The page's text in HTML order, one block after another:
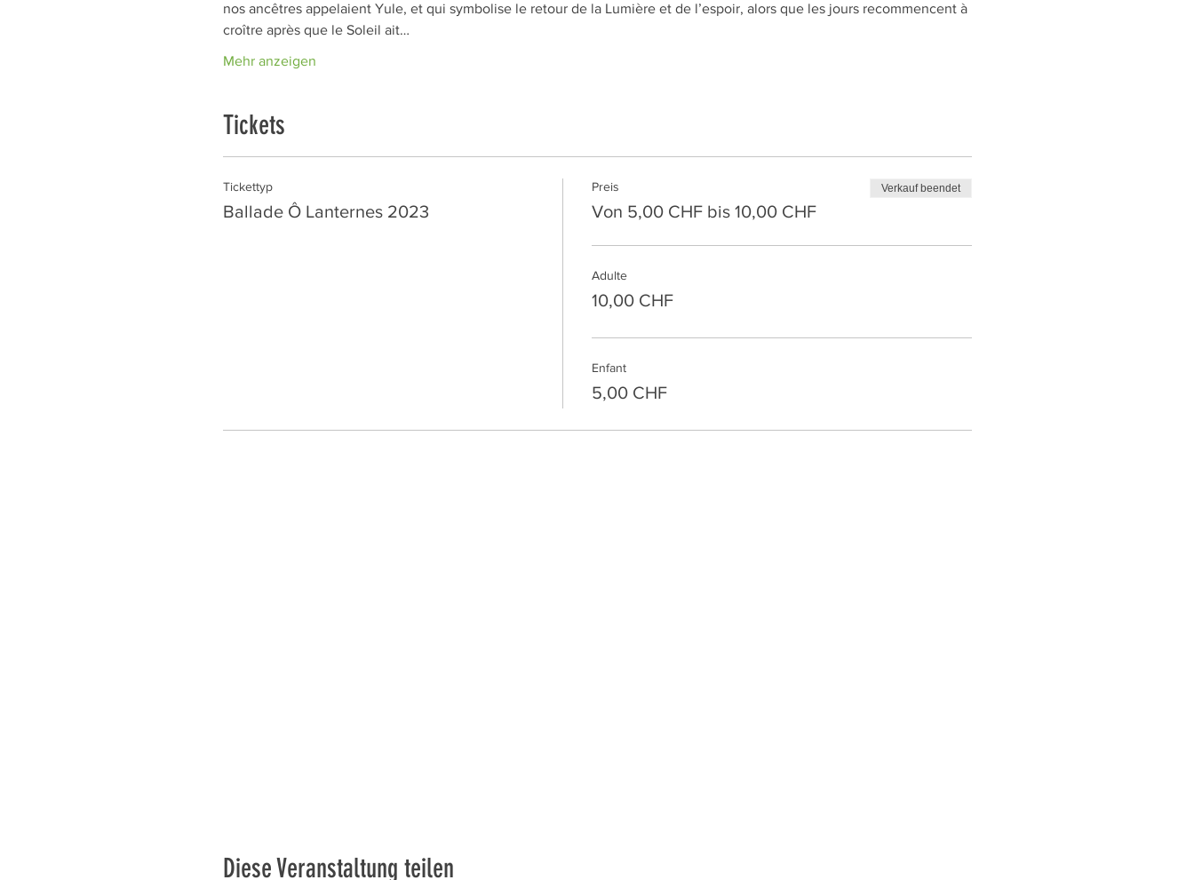
nos ancêtres appelaient Yule, et qui symbolise le retour de la Lumière et de l’espoir, alors que les jours recommencent à
croître après que le Soleil ait…
Mehr anzeigen
Tickets
Tickettyp
Ballade Ô Lanternes 2023
Preis
Von 5,00 CHF bis 10,00 CHF
Verkauf beendet
Adulte
10,00 CHF
Enfant
5,00 CHF
Diese Veranstaltung teilen